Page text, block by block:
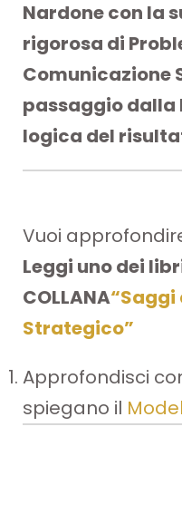
Nardone con la
rigorosa di
Comunicazione
passaggio
logica del
Vuoi
Leggi uno dei
COLLANA“Saggi
Strategico”
Approfondisci
spiegano il